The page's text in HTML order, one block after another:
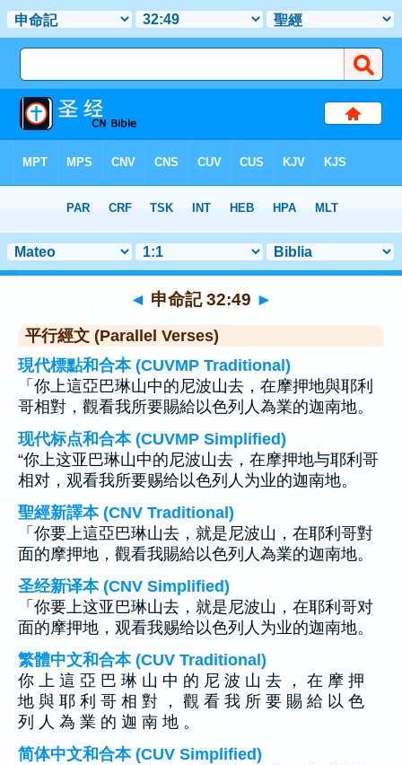
> 聖經金句 49
◄ 申命記 32:49 ►
平行經文 (Parallel Verses)
現代標點和合本 (CUVMP Traditional)
「你上這亞巴琳山中的尼波山去，在摩押地與耶利
哥相對，觀看我所要賜給以色列人為業的迦南地。
现代标点和合本 (CUVMP Simplified)
“你上这亚巴琳山中的尼波山去，在摩押地与耶利哥
相对，观看我所要赐给以色列人为业的迦南地。
聖經新譯本 (CNV Traditional)
「你要上這亞巴琳山去，就是尼波山，在耶利哥對
面的摩押地，觀看我賜給以色列人為業的迦南地。
圣经新译本 (CNV Simplified)
「你要上这亚巴琳山去，就是尼波山，在耶利哥对
面的摩押地，观看我赐给以色列人为业的迦南地。
繁體中文和合本 (CUV Traditional)
你 上 這 亞 巴 琳 山 中 的 尼 波 山 去 ， 在 摩 押
地 與 耶 利 哥 相 對 ， 觀 看 我 所 要 賜 給 以 色
列 人 為 業 的 迦 南 地 。
简体中文和合本 (CUV Simplified)